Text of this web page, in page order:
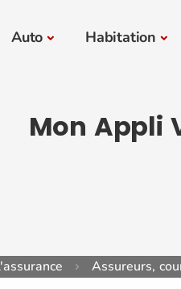
Auto Habitation
Mon Appli
Assureurs,